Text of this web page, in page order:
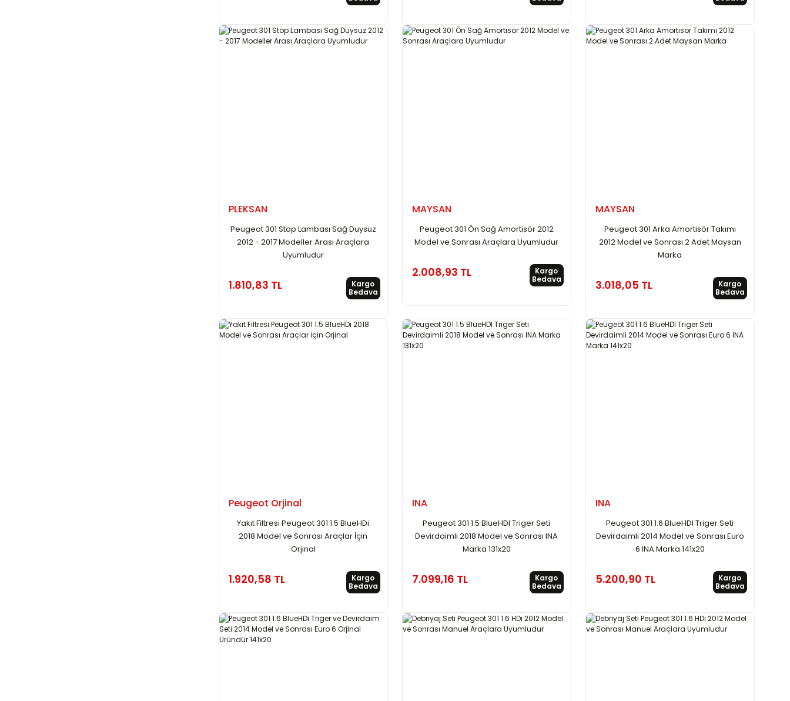
PLEKSAN
Peugeot 301 Stop Lambası Sağ Duysuz
2012 - 2017 Modeller Arası Araçlara
Uyumludur
1.810,83 TL
Kargo
Bedava
MAYSAN
Peugeot 301 Ön Sağ Amortisör 2012
Model ve Sonrası Araçlara Uyumludur
2.008,93 TL
Kargo
Bedava
MAYSAN
Peugeot 301 Arka Amortisör Takımı
2012 Model ve Sonrası 2 Adet Maysan
Marka
3.018,05 TL
Kargo
Bedava
Peugeot Orjinal
Yakıt Filtresi Peugeot 301 1.5 BlueHDi
2018 Model ve Sonrası Araçlar İçin
Orjinal
1.920,58 TL
Kargo
Bedava
INA
Peugeot 301 1.5 BlueHDI Triger Seti
Devirdaimli 2018 Model ve Sonrası INA
Marka 131x20
7.099,16 TL
Kargo
Bedava
INA
Peugeot 301 1.6 BlueHDI Triger Seti
Devirdaimli 2014 Model ve Sonrası Euro
6 INA Marka 141x20
5.200,90 TL
Kargo
Bedava